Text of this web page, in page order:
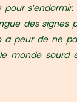
s’endormir.
des signes
a peur de ne
monde sourd